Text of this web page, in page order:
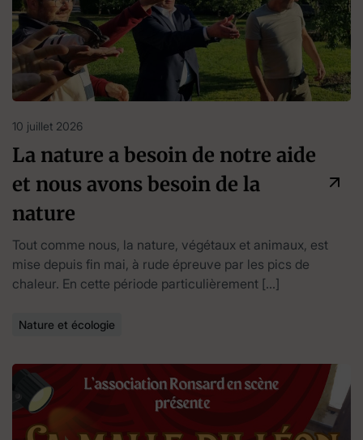
10 juillet 2026
La nature a besoin de notre aide
et nous avons besoin de la
nature
Tout comme nous, la nature, végétaux et animaux, est
mise depuis fin mai, à rude épreuve par les pics de
chaleur. En cette période particulièrement […]
Nature et écologie